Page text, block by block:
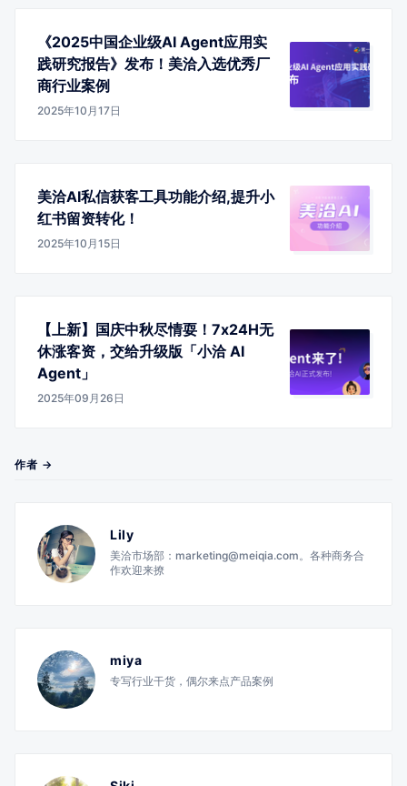
《2025中国企业级AI Agent应用实
践研究报告》发布！美洽入选优秀厂
商行业案例
2025年10月17日
美洽AI私信获客工具功能介绍,提升小
红书留资转化！
2025年10月15日
【上新】国庆中秋尽情耍！7x24H无
休涨客资，交给升级版「小洽 AI
Agent」
2025年09月26日
作者 →
Lily
美洽市场部：marketing@meiqia.com。各种商务合
作欢迎来撩
miya
专写行业干货，偶尔来点产品案例